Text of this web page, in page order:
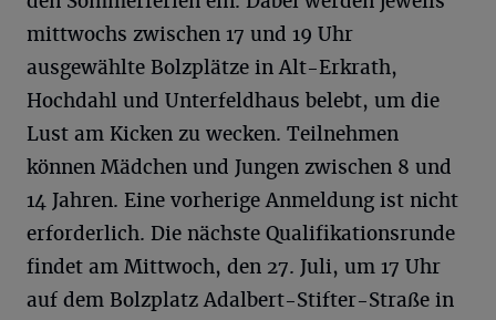
mittwochs zwischen 17 und 19 Uhr
ausgewählte Bolzplätze in Alt-Erkrath,
Hochdahl und Unterfeldhaus belebt, um die
Lust am Kicken zu wecken. Teilnehmen
können Mädchen und Jungen zwischen 8 und
14 Jahren. Eine vorherige Anmeldung ist nicht
erforderlich. Die nächste Qualifikationsrunde
findet am Mittwoch, den 27. Juli, um 17 Uhr
auf dem Bolzplatz Adalbert-Stifter-Straße in